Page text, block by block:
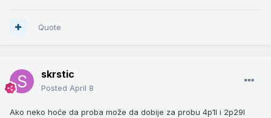
Quote
skrstic
Posted April 8
Ako neko hoće da proba može da dobije za probu 4p1l i 2p29l